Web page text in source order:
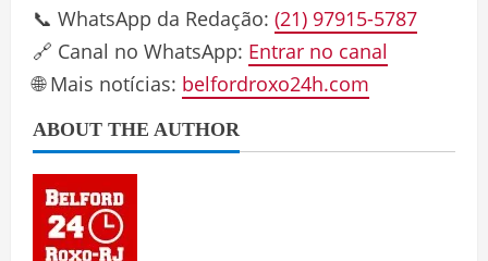
📞 WhatsApp da Redação: (21) 97915-5787
🔗 Canal no WhatsApp: Entrar no canal
🌐 Mais notícias: belfordroxo24h.com
ABOUT THE AUTHOR